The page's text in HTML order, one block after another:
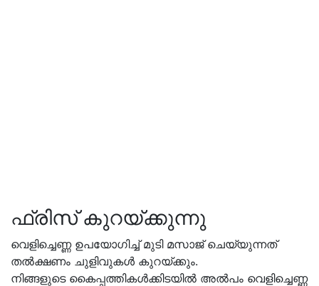
ഫ്രിസ് കുറയ്ക്കുന്നു
വെളിച്ചെണ്ണ ഉപയോഗിച്ച് മുടി മസാജ് ചെയ്യുന്നത്
തൽക്ഷണം ചുളിവുകൾ കുറയ്ക്കും.
നിങ്ങളുടെ കൈപ്പത്തികൾക്കിടയിൽ അൽപം വെളിച്ചെണ്ണ